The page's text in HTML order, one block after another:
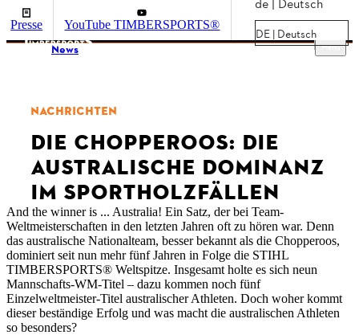
Presse YouTube TIMBERSPORTS®
de | Deutsch
DE | Deutsch
Menu
News
NACHRICHTEN
DIE CHOPPEROOS: DIE
AUSTRALISCHE DOMINANZ
IM SPORTHOLZFÄLLEN
And the winner is ... Australia! Ein Satz, der bei Team-
Weltmeisterschaften in den letzten Jahren oft zu hören war. Denn
das australische Nationalteam, besser bekannt als die Chopperoos,
dominiert seit nun mehr fünf Jahren in Folge die STIHL
TIMBERSPORTS® Weltspitze. Insgesamt holte es sich neun
Mannschafts-WM-Titel – dazu kommen noch fünf
Einzelweltmeister-Titel australischer Athleten. Doch woher kommt
dieser beständige Erfolg und was macht die australischen Athleten
so besonders?